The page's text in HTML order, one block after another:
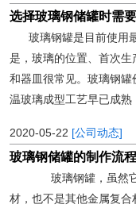
选择玻璃钢储罐时需
玻璃钢罐是目前使用
是，玻璃的位置、首次
和器皿很常见。玻璃钢
温玻璃成型工艺早已成熟
2020-05-22 [公司动态]
玻璃钢储罐的制作流
玻璃钢罐，虽然它
材，也不是其他金属复